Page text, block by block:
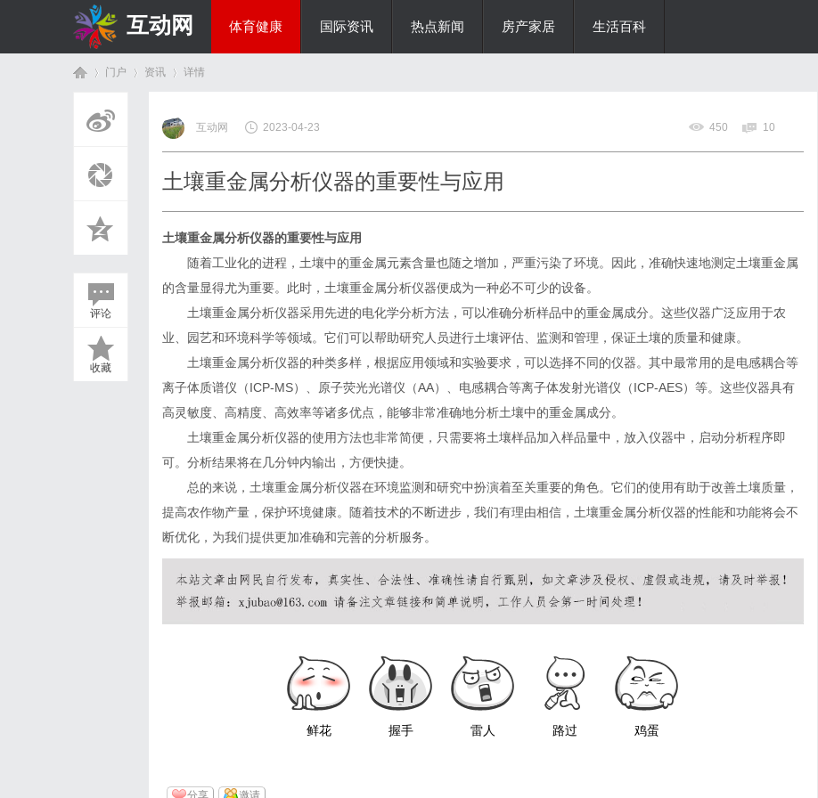
互动网 体育健康 国际资讯 热点新闻 房产家居 生活百科
门户 资讯
›
详情
评论
收藏
互动网 2023-04-23 450 10
土壤重金属分析仪器的重要性与应用
土壤重金属分析仪器的重要性与应用
随着工业化的进程，土壤中的重金属元素含量也随之增加，严重污染了环境。因此，准确快速地测定土壤重金属
的含量显得尤为重要。此时，土壤重金属分析仪器便成为一种必不可少的设备。
土壤重金属分析仪器采用先进的电化学分析方法，可以准确分析样品中的重金属成分。这些仪器广泛应用于农
业、园艺和环境科学等领域。它们可以帮助研究人员进行土壤评估、监测和管理，保证土壤的质量和健康。
土壤重金属分析仪器的种类多样，根据应用领域和实验要求，可以选择不同的仪器。其中最常用的是电感耦合等
离子体质谱仪（ICP-MS）、原子荧光光谱仪（AA）、电感耦合等离子体发射光谱仪（ICP-AES）等。这些仪器具有
高灵敏度、高精度、高效率等诸多优点，能够非常准确地分析土壤中的重金属成分。
土壤重金属分析仪器的使用方法也非常简便，只需要将土壤样品加入样品量中，放入仪器中，启动分析程序即
可。分析结果将在几分钟内输出，方便快捷。
总的来说，土壤重金属分析仪器在环境监测和研究中扮演着至关重要的角色。它们的使用有助于改善土壤质量，
提高农作物产量，保护环境健康。随着技术的不断进步，我们有理由相信，土壤重金属分析仪器的性能和功能将会不
断优化，为我们提供更加准确和完善的分析服务。
鲜花 握手 雷人 路过 鸡蛋
分享 邀请